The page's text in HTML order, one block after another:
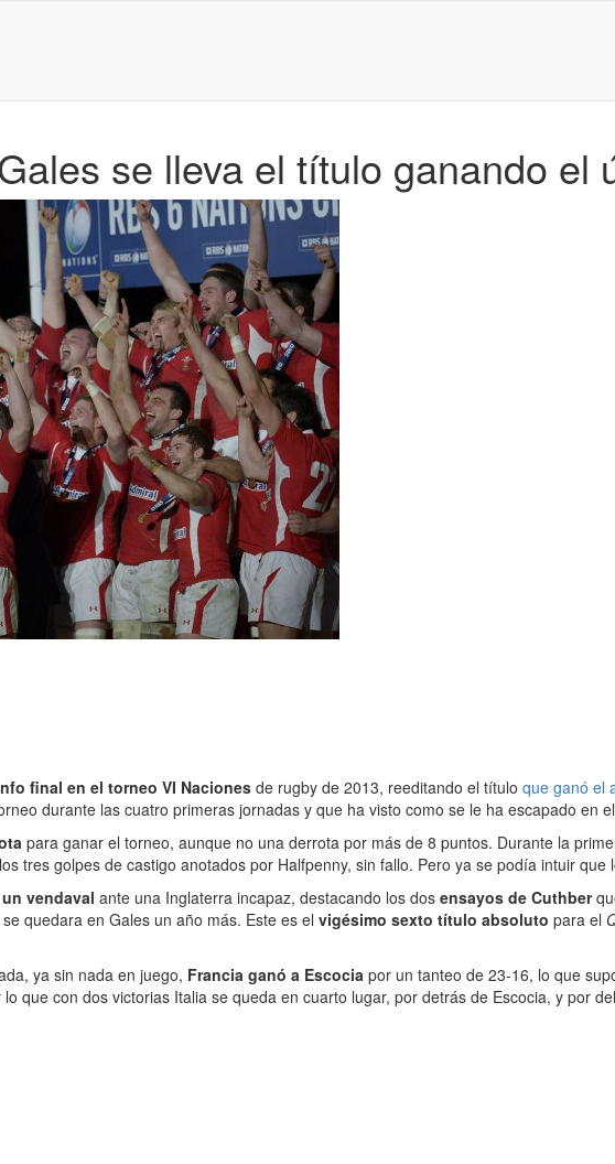
se lleva el título ganando el
final en el torneo VI Naciones de rugby de 2013, reeditando el título que ganó el
durante las cuatro primeras jornadas y que ha visto como se le ha escapado en
para ganar el torneo, aunque no una derrota por más de 8 puntos. Durante la
los tres golpes de castigo anotados por Halfpenny, sin fallo. Pero ya se podía intuir
vendaval ante una Inglaterra incapaz, destacando los dos ensayos de Cuthber
quedara en Gales un año más. Este es el vigésimo sexto título absoluto para el
ya sin nada en juego, Francia ganó a Escocia por un tanteo de 23-16, lo que
lo que con dos victorias Italia se queda en cuarto lugar, por detrás de Escocia, y por